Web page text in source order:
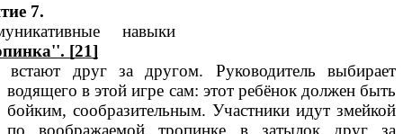
7.
навыки
[21]
встают друг за другом. Руководитель выбирает
водящего в этой игре сам: этот ребёнок должен быть
бойким, сообразительным. Участники идут змейкой
по воображаемой тропинке в затылок друг за